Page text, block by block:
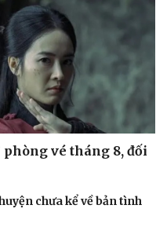
phòng vé tháng 8, đối
chưa kể về bản tình